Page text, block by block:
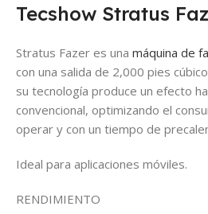
Tecshow Stratus
Stratus Fazer es una máquina de
con una salida de 2,000 pies
su tecnología produce un efecto
convencional, optimizando el
operar y con un tiempo de
Ideal para aplicaciones móviles.
RENDIMIENTO